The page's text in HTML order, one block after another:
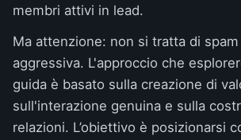
membri attivi in lead.
Ma attenzione: non si tratta di
aggressiva. L'approccio che
guida è basato sulla creazione di
sull'interazione genuina e sulla
relazioni. L’obiettivo è posizionarsi